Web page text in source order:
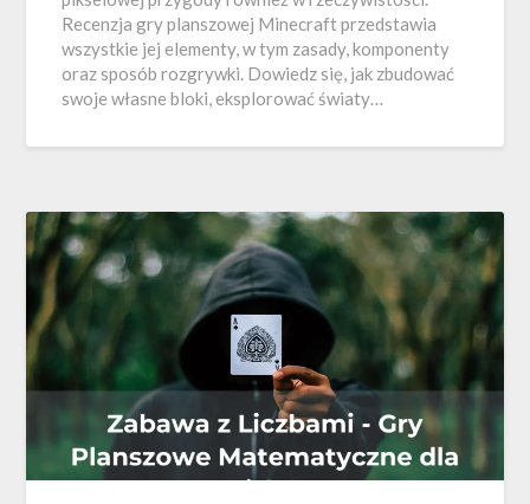
Recenzja gry planszowej Minecraft przedstawia
wszystkie jej elementy, w tym zasady, komponenty
oraz sposób rozgrywki. Dowiedz się, jak zbudować
swoje własne bloki, eksplorować światy…